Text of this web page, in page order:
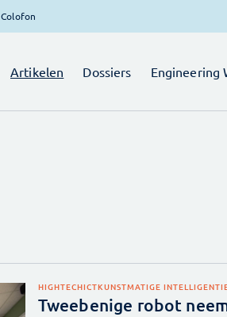
Colofon
Artikelen Dossiers Engineering
HIGHTECHICTKUNSTMATIGE
Tweebenige robot